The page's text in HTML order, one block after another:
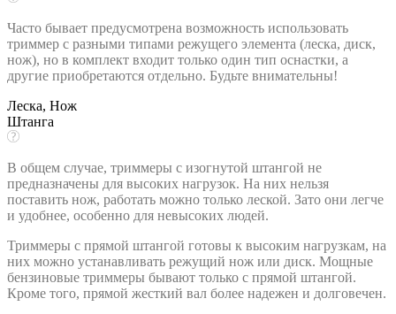
Часто бывает предусмотрена возможность использовать
триммер с разными типами режущего элемента (леска, диск,
нож), но в комплект входит только один тип оснастки, а
другие приобретаются отдельно. Будьте внимательны!
Леска, Нож
Штанга
В общем случае, триммеры с изогнутой штангой не
предназначены для высоких нагрузок. На них нельзя
поставить нож, работать можно только леской. Зато они легче
и удобнее, особенно для невысоких людей.
Триммеры с прямой штангой готовы к высоким нагрузкам, на
них можно устанавливать режущий нож или диск. Мощные
бензиновые триммеры бывают только с прямой штангой.
Кроме того, прямой жесткий вал более надежен и долговечен.